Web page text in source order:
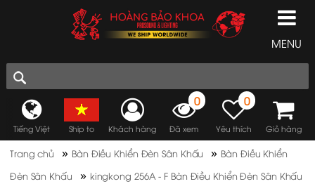
MENU
Tiếng Việt Ship to Khách hàng
0
Đã xem
0
Yêu thích Giỏ hàng
Trang chủ » Bàn Điều Khiển Đèn Sân Khấu » Bàn Điều Khiển
Đèn Sân Khấu
» kingkong 256A - F Bàn Điều Khiển Đèn Sân Khấu